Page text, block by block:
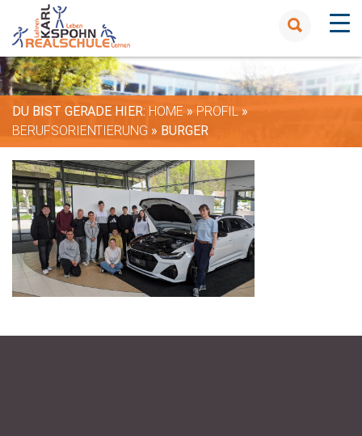
DU BIST GERADE HIER: HOME » PROFIL »
BERUFSORIENTIERUNG » BURGER